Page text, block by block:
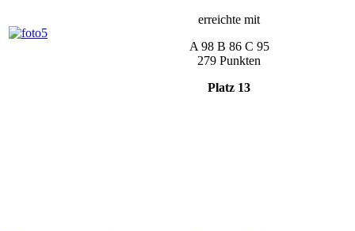
erreichte mit
A 98 B 86 C 95
279 Punkten
Platz 13